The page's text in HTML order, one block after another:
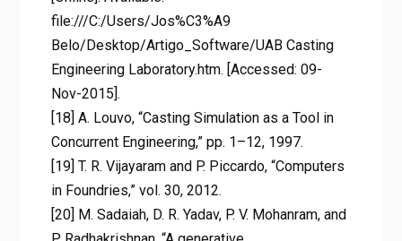
file:///C:/Users/Jos%C3%A9
Belo/Desktop/Artigo_Software/UAB Casting
Engineering Laboratory.htm. [Accessed: 09-
Nov-2015].
[18] A. Louvo, “Casting Simulation as a Tool in
Concurrent Engineering,” pp. 1–12, 1997.
[19] T. R. Vijayaram and P. Piccardo, “Computers
in Foundries,” vol. 30, 2012.
[20] M. Sadaiah, D. R. Yadav, P. V. Mohanram, and